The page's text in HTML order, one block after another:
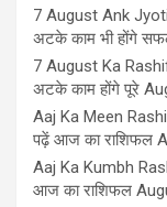
7 August Ank
अटके काम भी होंगे
7 August Ka
अटके काम होंगे पूरे
Aaj Ka Meen
पढ़ें आज का राशिफल
Aaj Ka Kumbh
आज का राशिफल